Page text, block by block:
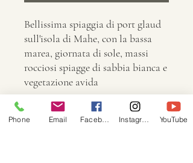
Bellissima spiaggia di port glaud
sull'isola di Mahe, con la bassa
marea, giornata di sole, massi
rocciosi spiagge di sabbia bianca e
vegetazione avida
Informazioni
Phone Email YouTube